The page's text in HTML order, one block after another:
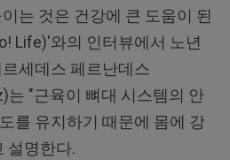
는 것은 건강에 큰 도움이 된
Life)'와의 인터뷰에서 노년
세데스 페르난데스
는 "근육이 뼈대 시스템의 안
를 유지하기 때문에 몸에 강
설명한다.